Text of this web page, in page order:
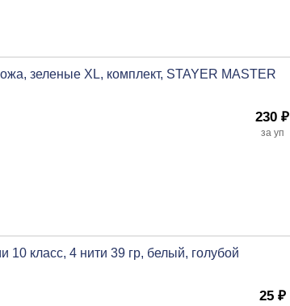
зеленые XL, комплект, STAYER MASTER
230 ₽
класс, 4 нити 39 гр, белый, голубой
25 ₽